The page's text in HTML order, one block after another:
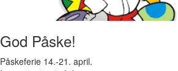
God Påske!
Påskeferie 14.-21. april.